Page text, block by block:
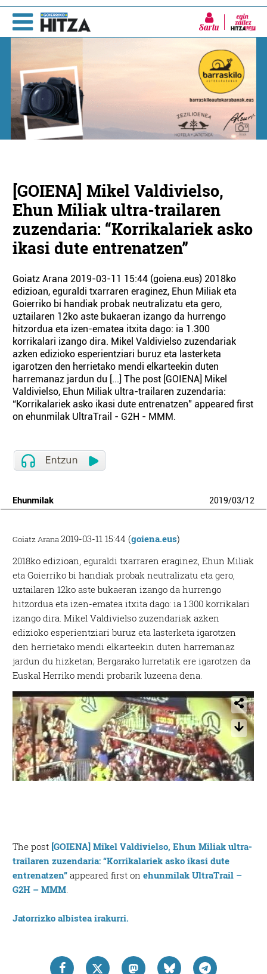
Sartu
[GOIENA] Mikel Valdivielso,
Ehun Miliak ultra-trailaren
zuzendaria: “Korrikalariek asko
ikasi dute entrenatzen”
Goiatz Arana 2019-03-11 15:44 (goiena.eus) 2018ko
edizioan, eguraldi txarraren eraginez, Ehun Miliak eta
Goierriko bi handiak probak neutralizatu eta gero,
uztailaren 12ko aste bukaeran izango da hurrengo
hitzordua eta izen-ematea itxita dago: ia 1.300
korrikalari izango dira. Mikel Valdivielso zuzendariak
azken edizioko esperientziari buruz eta lasterketa
igarotzen den herrietako mendi elkarteekin duten
harremanaz jardun du [...] The post [GOIENA] Mikel
Valdivielso, Ehun Miliak ultra-trailaren zuzendaria:
“Korrikalariek asko ikasi dute entrenatzen” appeared first
on ehunmilak UltraTrail - G2H - MMM.
Ehunmilak 2019/03/12
Goiatz Arana2019-03-11 15:44 (goiena.eus)
2018ko edizioan, eguraldi txarraren eraginez, Ehun Miliak
eta Goierriko bi handiak probak neutralizatu eta gero,
uztailaren 12ko aste bukaeran izango da hurrengo
hitzordua eta izen-ematea itxita dago: ia 1.300 korrikalari
izango dira. Mikel Valdivielso zuzendariak azken
edizioko esperientziari buruz eta lasterketa igarotzen
den herrietako mendi elkarteekin duten harremanaz
jardun du hizketan; Bergarako lurretatik ere igarotzen da
Euskal Herriko mendi probarik luzeena dena.
The post [GOIENA] Mikel Valdivielso, Ehun Miliak ultra-
trailaren zuzendaria: “Korrikalariek asko ikasi dute
entrenatzen” appeared first onehunmilak UltraTrail –
G2H – MMM.
Jatorrizko albistea irakurri.